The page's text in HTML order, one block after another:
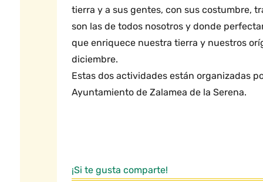
tierra y a sus gentes, con sus costumbre,
son las de todos nosotros y donde
que enriquece nuestra tierra y nuestros
diciembre.
Estas dos actividades están organizadas
Ayuntamiento de Zalamea de la Serena.
¡Si te gusta comparte!